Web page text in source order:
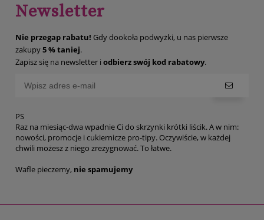
Newsletter
Nie przegap rabatu! Gdy dookoła podwyżki, u nas pierwsze
zakupy5 % taniej.
Zapisz się na newsletter i odbierz swój kod rabatowy.
PS
Raz na miesiąc-dwa wpadnie Ci do skrzynki krótki liścik. A w nim:
nowości, promocje i cukiernicze pro-tipy. Oczywiście, w każdej
chwili możesz z niego zrezygnować. To łatwe.
Wafle pieczemy, nie spamujemy